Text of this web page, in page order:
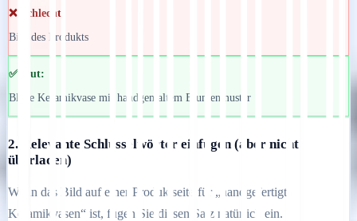
❌ Schlecht:
Bild des Produkts
✅ Gut:
Blaue Keramikvase mit handgemaltem Blumenmuster
2. Relevante Schlüsselwörter einfügen (aber nicht
überladen)
Wenn das Bild auf einer Produktseite für „handgefertigte
Keramikvasen“ ist, fügen Sie diesen Satz natürlich ein.